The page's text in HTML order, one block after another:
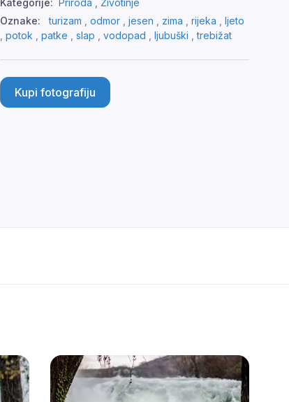
Kategorije: Priroda , Životinje
Oznake:
turizam , odmor , jesen , zima , rijeka , ljeto
, potok , patke , slap , vodopad , ljubuški ,trebižat
Kupi fotografiju